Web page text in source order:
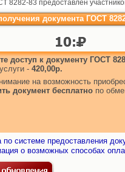
8282-83 предоставлен
документа ГОСТ
доступ к документу ГОСТ
- 420,00р.
на возможность
документ бесплатно по
по системе предоставления
о возможных способах